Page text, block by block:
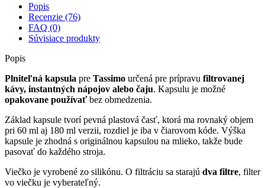
Popis
Recenzie (76)
FAQ (0)
Súvisiace produkty
Popis
Plniteľná kapsula pre Tassimo určená pre prípravu filtrovanej
kávy, instantných nápojov alebo čaju. Kapsulu je možné
opakovane používaťbez obmedzenia.
Základ kapsule tvorí pevná plastová časť, ktorá ma rovnaký objem
pri 60 ml aj 180 ml verzii, rozdiel je iba v čiarovom kóde. Výška
kapsule je zhodná s originálnou kapsulou na mlieko, takže bude
pasovať do každého stroja.
Viečko je vyrobené zo silikónu. O filtráciu sa starajú dva filtre, filter
vo viečku je vyberateľný.